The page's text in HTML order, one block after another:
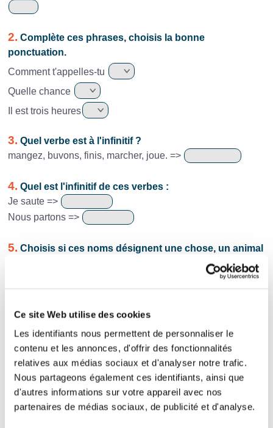
Ce site Web utilise des cookies
Les identifiants nous permettent de personnaliser le
contenu et les annonces, d'offrir des fonctionnalités
relatives aux médias sociaux et d'analyser notre trafic.
Nous partageons également ces identifiants, ainsi que
d'autres informations sur votre appareil avec nos
partenaires de médias sociaux, de publicité et d'analyse.
2. Complète ces phrases, choisis la bonne
ponctuation.
Comment t'appelles-tu
Quelle chance
Il est trois heures
3. Quel verbe est à l'infinitif ?
mangez, buvons, finis, marcher, joue. =>
4. Quel est l'infinitif de ces verbes :
Je saute =>
Nous partons =>
5. Choisis si ces noms désignent une chose, un animal
L'instituteur
6. Pronom, nom, groupe du nom ou nom propre ?
Indique quelle est la nature du sujet.
Le chat et la souris jouent à cache-cache.